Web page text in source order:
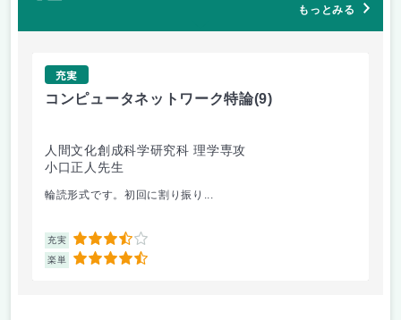
もっとみる
充実
コンピュータネットワーク特論(9)
人間文化創成科学研究科 理学専攻
小口正人先生
輪読形式です。初回に割り振り...
充実 3.5
楽単 4.5